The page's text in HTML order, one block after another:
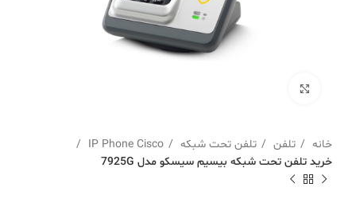
خانه تلفن تلفن تحت شبکه
IP Phone Cisco
خرید تلفن تحت شبکه بیسیم سیسکو مدل 7925G